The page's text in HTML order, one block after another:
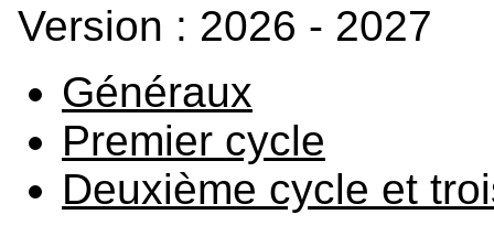
Version : 2026 - 2027
Généraux
Premier cycle
Deuxième cycle et